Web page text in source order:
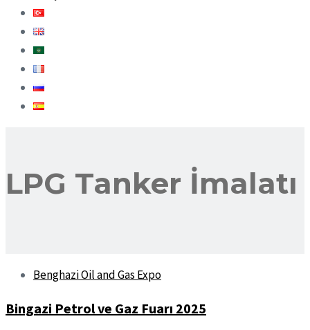
LPG Tanker İmalatı
Benghazi Oil and Gas Expo
Bingazi Petrol ve Gaz Fuarı 2025